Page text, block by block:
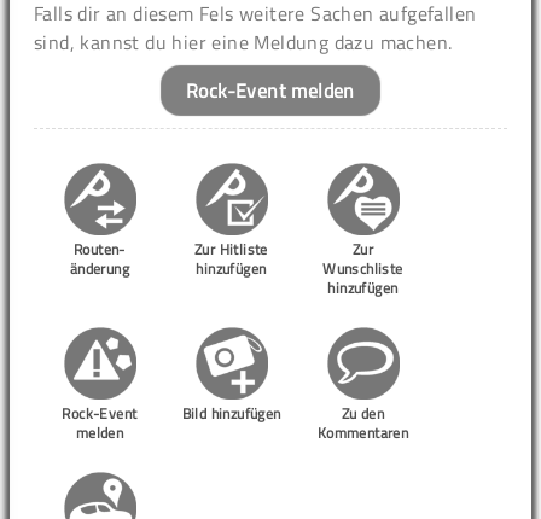
Falls dir an diesem Fels weitere Sachen aufgefallen
sind, kannst du hier eine Meldung dazu machen.
Rock-Event melden
Routen-
änderung
Zur Hitliste
hinzufügen
Zur
Wunschliste
hinzufügen
Rock-Event
melden
Bild hinzufügen
Zu den
Kommentaren